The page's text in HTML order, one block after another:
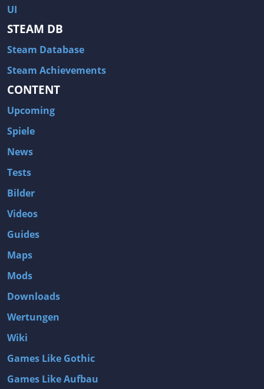
UI
STEAM DB
Steam Database
Steam Achievements
CONTENT
Upcoming
Spiele
News
Tests
Bilder
Videos
Guides
Maps
Mods
Downloads
Wertungen
Wiki
Games Like Gothic
Games Like Aufbau